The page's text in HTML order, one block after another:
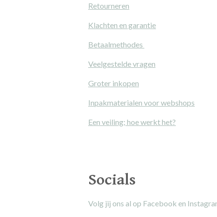
Retourneren
Klachten en garantie
Betaalmethodes
Veelgestelde vragen
Groter inkopen
Inpakmaterialen voor webshops
Een veiling; hoe werkt het?
Socials
Volg jij ons al op Facebook en